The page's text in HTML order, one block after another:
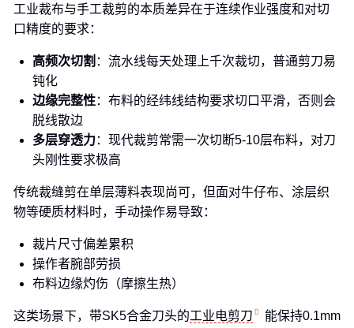
工业裁布与手工裁剪的本质差异在于连续作业强度和对切
口精度的要求：
高频次切割 ：流水线每天处理上千次裁切，普通剪刀易
钝化
边缘完整性：布料的经纬线结构要求切口平滑，否则会
脱线散边
多层穿透力：现代裁剪常需一次切断5-10层布料，对刀
头刚性要求极高
传统裁缝剪在单层薄料表现尚可，但面对牛仔布、涂层织
物等硬质材料时，手动操作易导致：
裁片尺寸偏差累积
操作者腕部劳损
布料边缘灼伤（摩擦生热）
这类场景下，带SK5合金刀头的工业电剪刀
能保持0.1mm